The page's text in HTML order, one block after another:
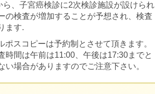
、子宮癌検診に2次検診施設が設けられ
の検査が増加することが予想され、検査
ます.
スコピーは予約制とさせて頂きます。
間は午前は11:00、午後は17:30までと
場合がありますのでご注意下さい。